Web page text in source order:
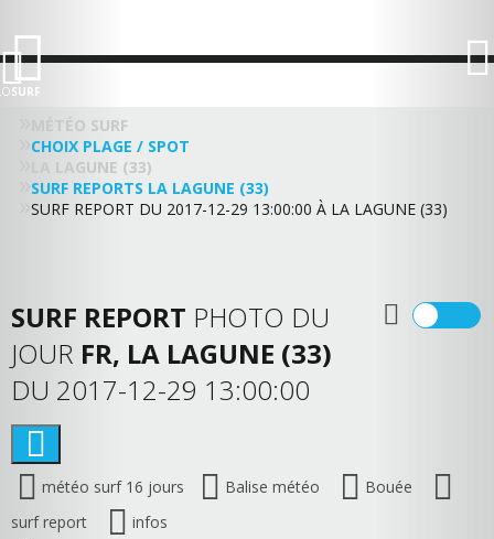
SURF
MÉTÉO SURF
CHOIX PLAGE / SPOT
LA LAGUNE (33)
SURF REPORTS LA LAGUNE (33)
SURF REPORT DU 2017-12-29 13:00:00 À LA LAGUNE (33)
SURF REPORT PHOTO DU
JOUR FR, LA LAGUNE (33)
DU 2017-12-29 13:00:00
météo surf 16 jours Balise météo
Bouée
surf report
infos